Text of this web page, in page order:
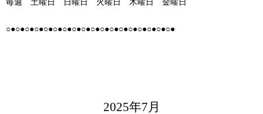
毎週 土曜日 日曜日 火曜日 木曜日 金曜日
○●○●○●○●○●○●○●○●○●○●○●○●○●○●○●○●○●○●
2025年7月